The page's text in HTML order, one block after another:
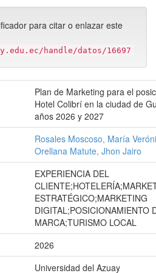
para citar o enlazar este
handle/datos/16697
Plan de Marketing para el
Hotel Colibrí en la ciudad de
años 2026 y 2027
Rosales Moscoso, María
Orellana Matute, Jhon Jairo
EXPERIENCIA DEL
ESTRATÉGICO;MARKETING
DIGITAL;POSICIONAMIENTO
MARCA;TURISMO LOCAL
2026
Universidad del Azuay